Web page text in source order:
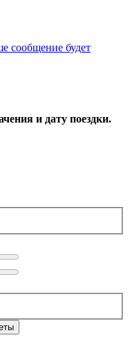
сообщение будет
и дату поездки.